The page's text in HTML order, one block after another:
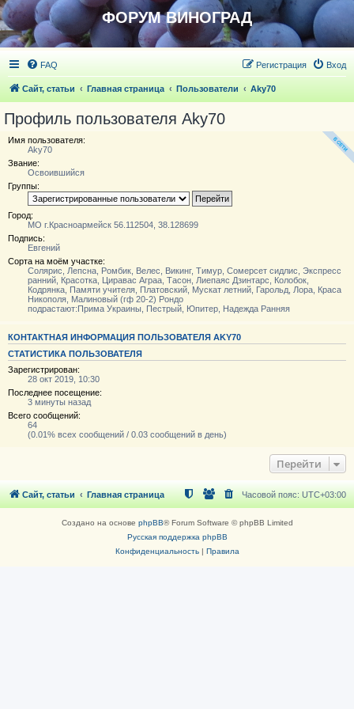
ФОРУМ ВИНОГРАД
FAQ Вход
Регистрация
Сайт, статьи Главная страница Пользователи Aky70
Профиль пользователя Aky70
Имя пользователя:
Aky70
Звание:
Освоившийся
Группы:
Город:
МО г.Красноармейск 56.112504, 38.128699
Подпись:
Евгений
Сорта на моём участке:
Солярис, Лепсна, Ромбик, Велес, Викинг, Тимур, Сомерсет сидлис, Экспресс
ранний, Красотка, Циравас Аграа, Тасон, Лиепаяс Дзинтарс, Колобок,
Кодрянка, Памяти учителя, Платовский, Мускат летний, Гарольд, Лора, Краса
Никополя, Малиновый (гф 20-2) Рондо
подрастают:Прима Украины, Пестрый, Юпитер, Надежда Ранняя
КОНТАКТНАЯ ИНФОРМАЦИЯ ПОЛЬЗОВАТЕЛЯ AKY70
СТАТИСТИКА ПОЛЬЗОВАТЕЛЯ
Зарегистрирован:
28 окт 2019, 10:30
Последнее посещение:
3 минуты назад
Всего сообщений:
64
(0.01% всех сообщений / 0.03 сообщений в день)
Перейти
Сайт, статьи Главная страница Часовой пояс: UTC+03:00
Создано на основе phpBB® Forum Software © phpBB Limited
Русская поддержка phpBB
Конфиденциальность| Правила